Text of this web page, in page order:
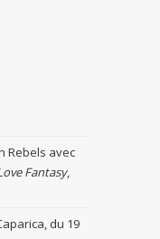
Rebels avec
Fantasy,
du 19